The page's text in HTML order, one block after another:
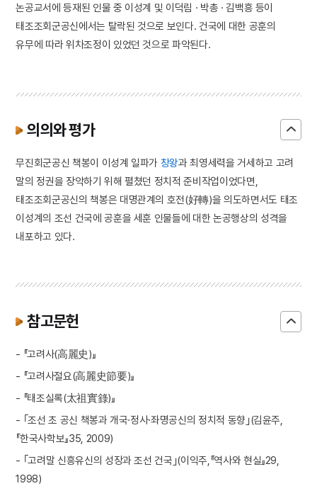
논공교서에 등재된 인물 중 이성계 및 이덕림 · 박총 · 김백흥 등이
태조조회군공신에서는 탈락된 것으로 보인다. 건국에 대한 공훈의
유무에 따라 위차조정이 있었던 것으로 파악된다.
의의와 평가
무진회군공신 책봉이 이성계 일파가 창왕과 최영세력을 거세하고 고려
말의 정권을 장악하기 위해 펼쳤던 정치적 준비작업이었다면,
태조조회군공신의 책봉은 대명관계의 호전(好轉)을 의도하면서도 태조
이성계의 조선 건국에 공훈을 세훈 인물들에 대한 논공행상의 성격을
내포하고 있다.
참고문헌
- 『고려사(高麗史)』
- 『고려사절요(高麗史節要)』
- 『태조실록(太祖實錄)』
- ｢조선 초 공신 책봉과 개국·정사·좌명공신의 정치적 동향｣(김윤주,
『한국사학보』35, 2009)
- ｢고려말 신흥유신의 성장과 조선 건국｣(이익주,『역사와 현실』29,
1998)